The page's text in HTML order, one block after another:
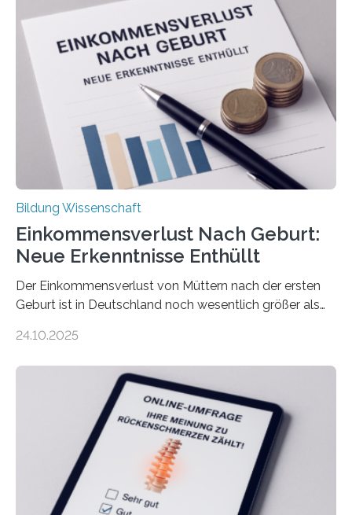
Bildung Wissenschaft
Einkommensverlust Nach Geburt:
Neue Erkenntnisse Enthüllt
Der Einkommensverlust von Müttern nach der ersten
Geburt ist in Deutschland noch wesentlich größer als
nach der Geburt durchschnittlich fast 30.000 Euro
langfristigen Auswirkungen auf Karriere und die spätere
Rente. Bisherige Schätzungen lagen bei rund 20.000
Euro und damit etwa 30 Prozent zu niedrig. Zu diesem
Ergebnis kommt eine neue Studie des ZEW Mannheim
mit der Universität Tilburg. „Werden Frauen unter 30
Jahren erstmals…
24.10.2025